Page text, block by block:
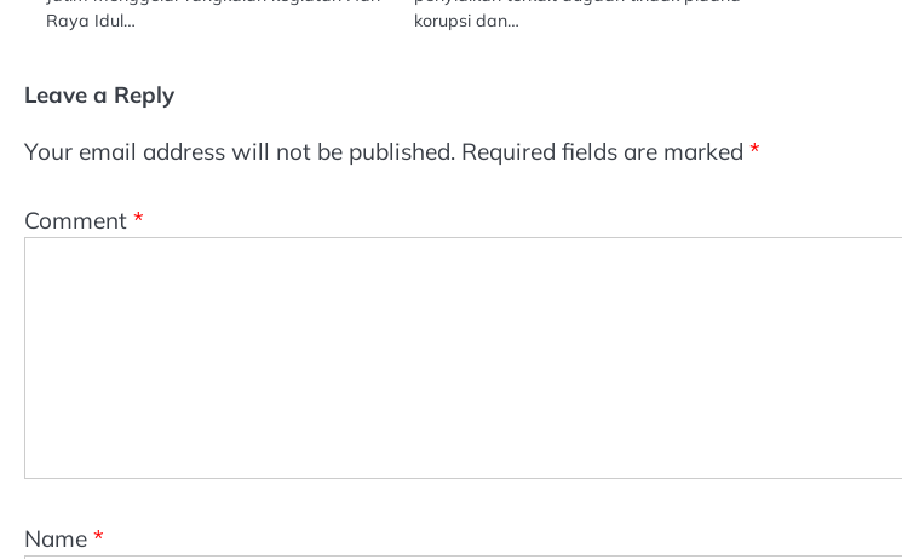
Raya Idul…
korupsi dan…
Leave a Reply
Your email address will not be published. Required fields are marked *
Comment *
Name *